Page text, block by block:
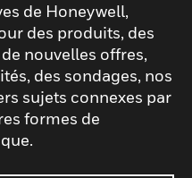
de Honeywell,
des produits, des
nouvelles offres,
des sondages, nos
sujets connexes par
formes de